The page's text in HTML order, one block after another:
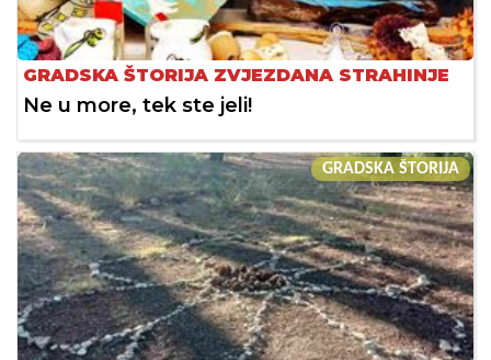
GRADSKA ŠTORIJA ZVJEZDANA STRAHINJE
Ne u more, tek ste jeli!
GRADSKA ŠTORIJA